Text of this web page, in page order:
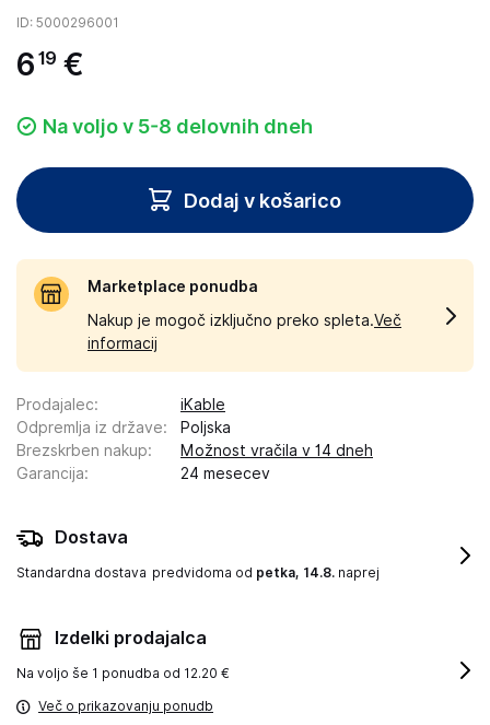
ID: 5000296001
6 19 €
Na voljo v 5-8 delovnih dneh
Dodaj v košarico
Marketplace ponudba
Nakup je mogoč izključno preko spleta.Več
informacij
Prodajalec:
iKable
Odpremlja iz države:
Poljska
Brezskrben nakup:
Možnost vračila v 14 dneh
Garancija: 24 mesecev
Dostava
Standardna dostava predvidoma od petka, 14.8. naprej
Izdelki prodajalca
Na voljo še 1 ponudba od 12.20 €
Več o prikazovanju ponudb